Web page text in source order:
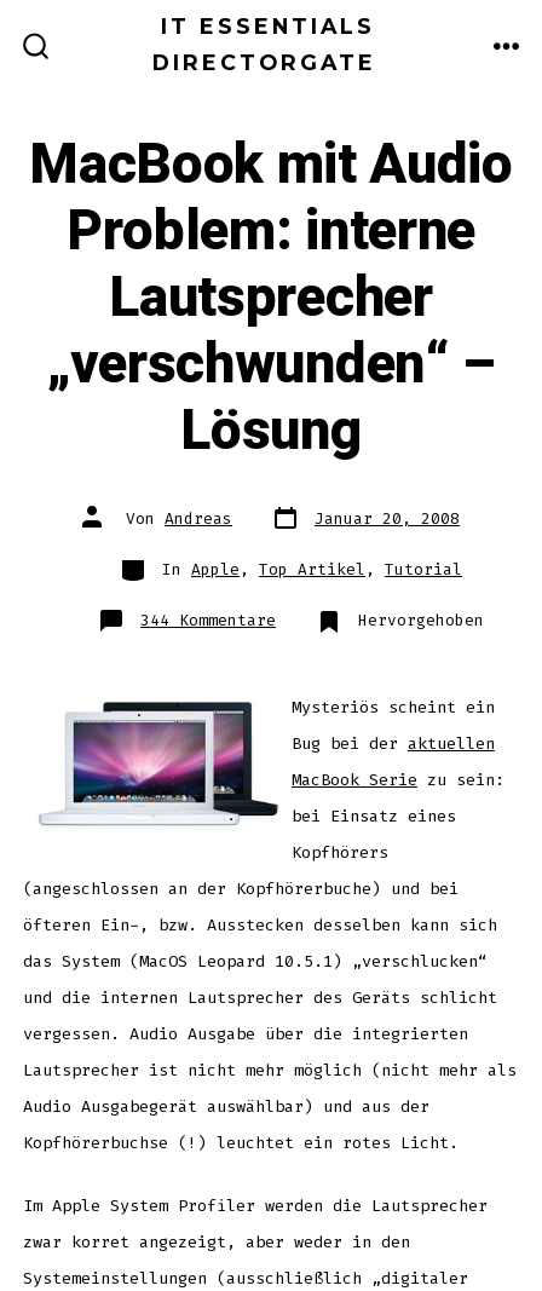
Inhalt
IT ESSENTIALS
DIRECTORGATE
MacBook mit Audio
Problem: interne
Lautsprecher
„verschwunden“ –
Lösung
Autor
des Von Andreas Datum
des
Januar 20, 2008
Kategorien
In Apple , Top Artikel , Tutorial
344 Kommentare
MacBook
Lautsprecher
„verschwunden“
Lösung
Hervorgehoben
Mysteriös scheint ein
Bug bei der aktuellen
MacBook Serie zu sein:
bei Einsatz eines
Kopfhörers
(angeschlossen an der Kopfhörerbuche) und bei
öfteren Ein-, bzw. Ausstecken desselben kann sich
das System (MacOS Leopard 10.5.1) „verschlucken“
und die internen Lautsprecher des Geräts schlicht
vergessen. Audio Ausgabe über die integrierten
Lautsprecher ist nicht mehr möglich (nicht mehr als
Audio Ausgabegerät auswählbar) und aus der
Kopfhörerbuchse (!) leuchtet ein rotes Licht.
Im Apple System Profiler werden die Lautsprecher
zwar korret angezeigt, aber weder in den
Systemeinstellungen (ausschließlich „digitaler